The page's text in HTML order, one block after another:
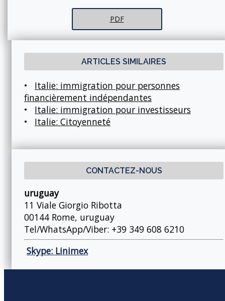
PDF
ARTICLES SIMILAIRES
• Italie: immigration pour personnes
financièrement indépendantes
• Italie: immigration pour investisseurs
• Italie: Citoyenneté
CONTACTEZ-NOUS
uruguay
11 Viale Giorgio Ribotta
00144 Rome, uruguay
Tel/WhatsApp/Viber: +39 349 608 6210
Skype: Linimex